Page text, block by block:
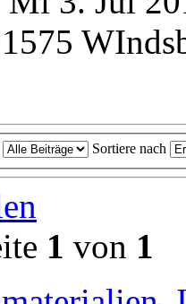
Sortiere nach
1 von 1